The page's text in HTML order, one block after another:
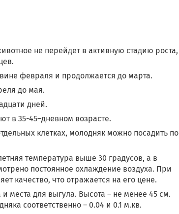
не перейдет в активную стадию роста,
февраля и продолжается до марта.
до мая.
дней.
в 35-45–дневном возрасте.
клетках, молодняк можно посадить по
температура выше 30 градусов, а в
постоянное охлаждение воздуха. При
качество, что отражается на его цене.
места для выгула. Высота – не менее 45 см.
соответственно – 0.04 и 0.1 м.кв.